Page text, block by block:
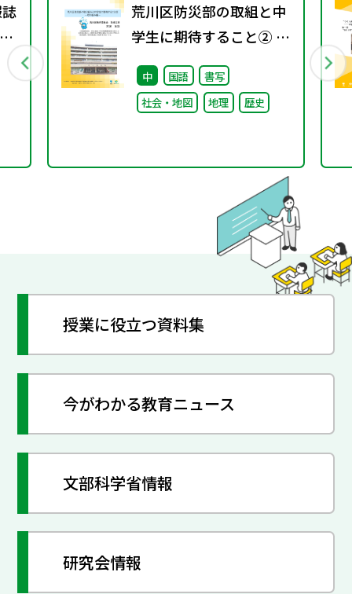
荒川区防災部の取組と中
学生に期待すること② ～
取り組み編～
中 国語
書写
社会・地図
地理 歴史
授業に役立つ資料集
今がわかる教育ニュース
文部科学省情報
研究会情報